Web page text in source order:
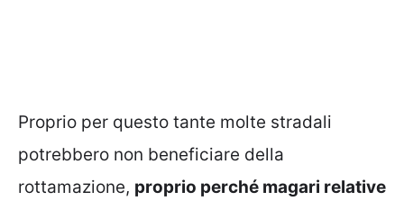
Proprio per questo tante molte stradali
potrebbero non beneficiare della
rottamazione, proprio perché magari relative